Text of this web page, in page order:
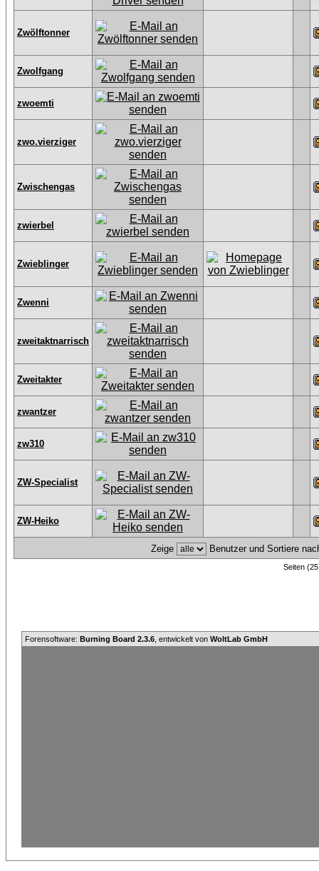
Zwölftonner
Zwolfgang
zwoemti
zwo.vierziger
Zwischengas
zwierbel
Zwieblinger
Zwenni
zweitaktnarrisch
Zweitakter
zwantzer
zw310
ZW-Specialist
ZW-Heiko
Zeige Benutzer und Sortiere
Seiten
Forensoftware: Burning Board 2.3.6 , entwickelt von WoltLab GmbH